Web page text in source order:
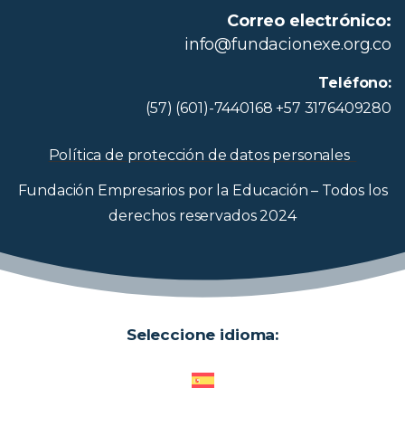
Correo electrónico:
info@fundacionexe.org.co
Teléfono:
(57) (601)-7440168 +57 3176409280
Política de protección de datos personales
Fundación Empresarios por la Educación – Todos los
derechos reservados 2024
Seleccione idioma: